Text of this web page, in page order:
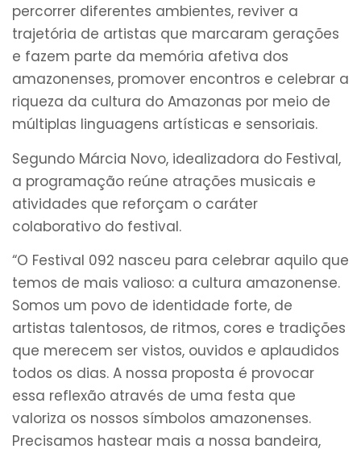
percorrer diferentes ambientes, reviver a
trajetória de artistas que marcaram gerações
e fazem parte da memória afetiva dos
amazonenses, promover encontros e celebrar a
riqueza da cultura do Amazonas por meio de
múltiplas linguagens artísticas e sensoriais.
Segundo Márcia Novo, idealizadora do Festival,
a programação reúne atrações musicais e
atividades que reforçam o caráter
colaborativo do festival.
“O Festival 092 nasceu para celebrar aquilo que
temos de mais valioso: a cultura amazonense.
Somos um povo de identidade forte, de
artistas talentosos, de ritmos, cores e tradições
que merecem ser vistos, ouvidos e aplaudidos
todos os dias. A nossa proposta é provocar
essa reflexão através de uma festa que
valoriza os nossos símbolos amazonenses.
Precisamos hastear mais a nossa bandeira,